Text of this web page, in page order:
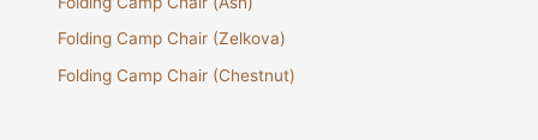
Folding Camp Chair (Zelkova)
Folding Camp Chair (Chestnut)